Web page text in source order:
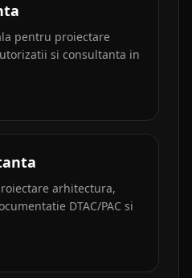
pentru proiectare
si consultanta in
arhitectura,
DTAC/PAC si